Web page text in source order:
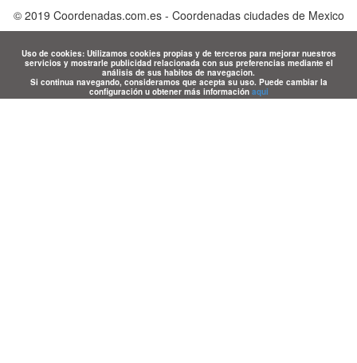
© 2019 Coordenadas.com.es- Coordenadas ciudades de Mexico
Uso de cookies: Utilizamos cookies propias y de terceros para mejorar nuestros
servicios y mostrarle publicidad relacionada con sus preferencias mediante el
análisis de sus habitos de navegacion.
Si continua navegando, consideramos que acepta su uso. Puede cambiar la
configuración u obtener más información aqui